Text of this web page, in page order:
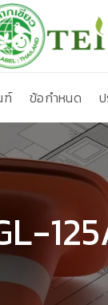
ฑ์ ข้อกำหนด